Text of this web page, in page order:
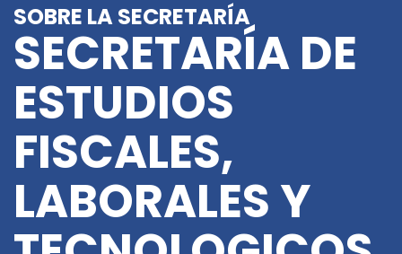
SOBRE LA SECRETARÍA
SECRETARÍA DE
ESTUDIOS
FISCALES,
LABORALES Y